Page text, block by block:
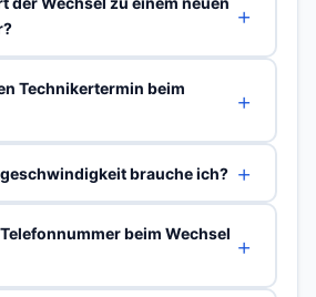
Technikertermin beim
brauche ich?
beim Wechsel